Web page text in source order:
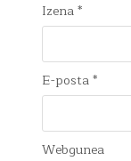
Izena*
E-posta*
Webgunea